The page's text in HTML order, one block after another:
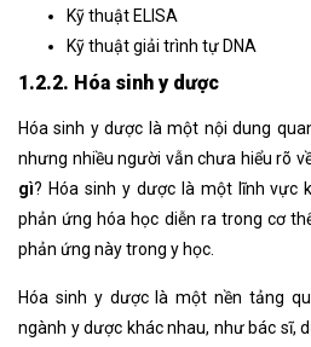
Kỹ thuật ELISA
Kỹ thuật giải trình tự DNA
1.2.2. Hóa sinh y dược
Hóa sinh y dược là một nội dung
nhưng nhiều người vẫn chưa hiểu rõ
gì? Hóa sinh y dược là một lĩnh vực
phản ứng hóa học diễn ra trong cơ
phản ứng này trong y học.
Hóa sinh y dược là một nền tảng
ngành y dược khác nhau, như bác sĩ,